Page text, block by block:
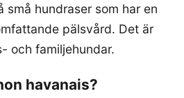
små hundraser som har en
pälsvård. Det är
och familjehundar.
havanais?